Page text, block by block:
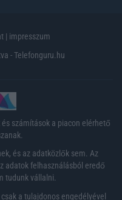
| impresszum
- Telefonguru.hu
számítások a piacon elérhető
és az adatközlők sem. Az
adatok felhasználásból eredő
tudunk vállalni.
a tulajdonos engedélyével